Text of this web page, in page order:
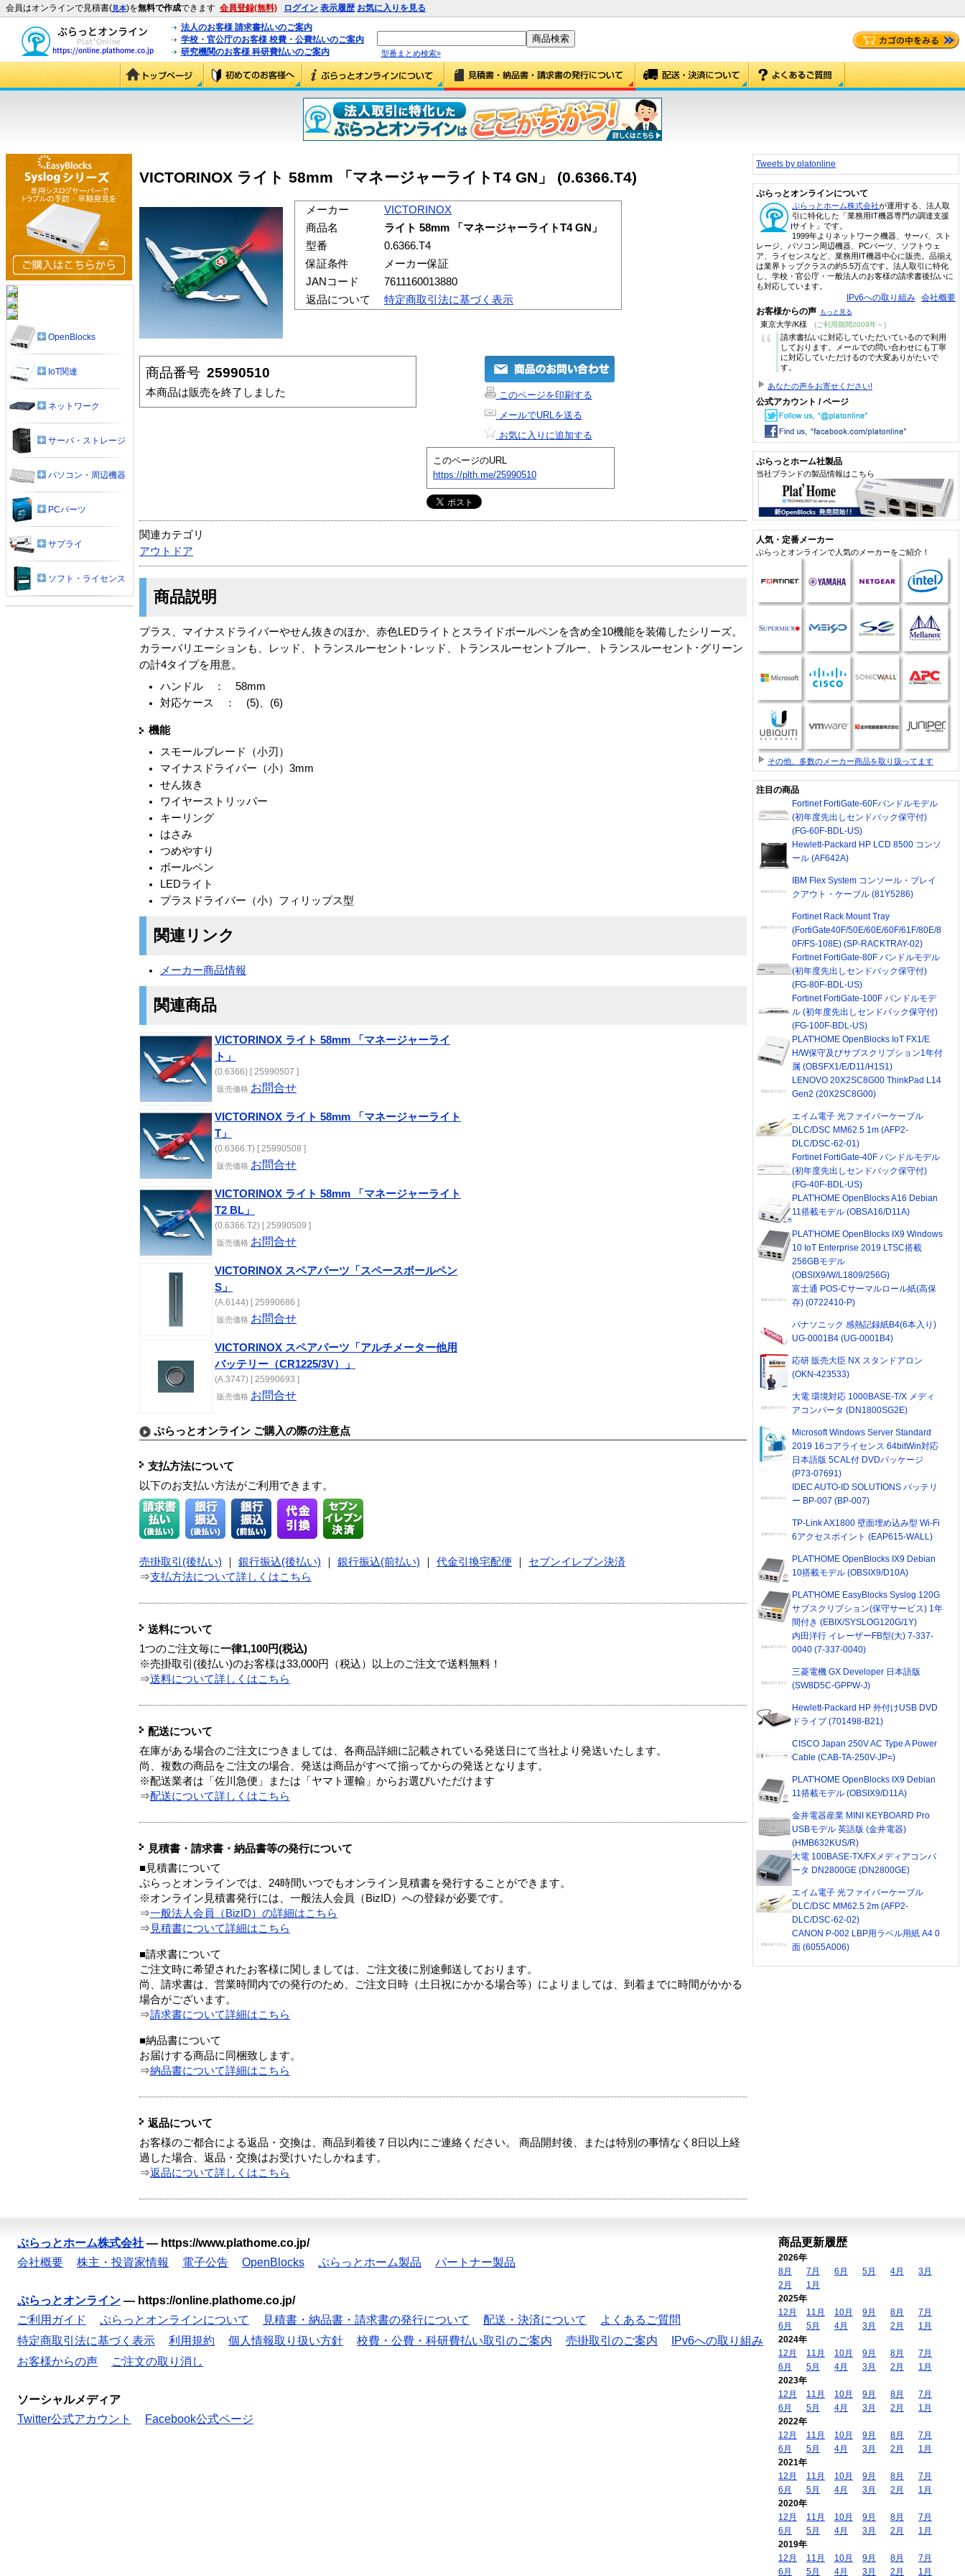
会員はオンラインで見積書(見本)を無料で作成できます 会員登録(無料) ログイン 表示履歴 お気に入りを見る
法人のお客様 請求書払いのご案内
学校・官公庁のお客様 校費・公費払いのご案内
研究機関のお客様 科研費払いのご案内
型番まとめ検索»
VICTORINOX ライト 58mm 「マネージャーライトT4 GN」 (0.6366.T4)
メーカー
VICTORINOX
商品名
ライト 58mm 「マネージャーライトT4 GN」
型番
0.6366.T4
保証条件
メーカー保証
JANコード
7611160013880
返品について
特定商取引法に基づく表示
商品番号 25990510
本商品は販売を終了しました
このページを印刷する
メールでURLを送る
お気に入りに追加する
このページのURL
https://plth.me/25990510
関連カテゴリ
アウトドア
商品説明
プラス、マイナスドライバーやせん抜きのほか、赤色LEDライトとスライドボールペンを含め全10機能を装備したシリーズ。
カラーバリエーションも、レッド、トランスルーセント･レッド、トランスルーセントブルー、トランスルーセント･グリーン
の計4タイプを用意。
ハンドル ： 58mm
対応ケース ： (5)、(6)
機能
スモールブレード（小刃）
マイナスドライバー（小）3mm
せん抜き
ワイヤーストリッパー
キーリング
はさみ
つめやすり
ボールペン
LEDライト
プラスドライバー（小）フィリップス型
関連リンク
メーカー商品情報
関連商品
VICTORINOX ライト 58mm 「マネージャーライ
ト」
(0.6366) [ 25990507 ]
販売価格 お問合せ
VICTORINOX ライト 58mm 「マネージャーライト
T」
(0.6366.T) [ 25990508 ]
販売価格 お問合せ
VICTORINOX ライト 58mm 「マネージャーライト
T2 BL」
(0.6366.T2) [ 25990509 ]
販売価格 お問合せ
VICTORINOX スペアパーツ「スペースボールペン
S」
(A.6144) [ 25990686 ]
販売価格 お問合せ
VICTORINOX スペアパーツ「アルチメーター他用
バッテリー（CR1225/3V）」
(A.3747) [ 25990693 ]
販売価格 お問合せ
ぷらっとオンライン ご購入の際の注意点
支払方法について
以下のお支払い方法がご利用できます。
売掛取引(後払い) 銀行振込(後払い) 銀行振込(前払い) 代金引換宅配便
セブンイレブン決済
⇒支払方法について詳しくはこちら
送料について
1つのご注文毎に一律1,100円(税込)
※売掛取引(後払い)のお客様は33,000円（税込）以上のご注文で送料無料！
⇒送料について詳しくはこちら
配送について
在庫がある場合のご注文につきましては、各商品詳細に記載されている発送日にて当社より発送いたします。
尚、複数の商品をご注文の場合、発送は商品がすべて揃ってからの発送となります。
※配送業者は「佐川急便」または「ヤマト運輸」からお選びいただけます
⇒配送について詳しくはこちら
見積書・請求書・納品書等の発行について
■見積書について
ぷらっとオンラインでは、24時間いつでもオンライン見積書を発行することができます。
※オンライン見積書発行には、一般法人会員（BizID）への登録が必要です。
⇒一般法人会員（BizID）の詳細はこちら
⇒ 見積書について詳細はこちら
■請求書について
ご注文時に希望されたお客様に関しましては、ご注文後に別途郵送しております。
尚、請求書は、営業時間内での発行のため、ご注文日時（土日祝にかかる場合等）によりましては、到着までに時間がかかる
場合がございます。
⇒請求書について詳細はこちら
■納品書について
お届けする商品に同梱致します。
⇒納品書について詳細はこちら
返品について
お客様のご都合による返品・交換は、商品到着後７日以内にご連絡ください。 商品開封後、または特別の事情なく8日以上経
過した場合、返品・交換はお受けいたしかねます。
⇒返品について詳しくはこちら
OpenBlocks
IoT関連
ネットワーク
サーバ・ストレージ
パソコン・周辺機器
PCパーツ
サプライ
ソフト・ライセンス
Tweets by platonline
ぷらっとオンラインについて
ぷらっとホーム株式会社が運用する、法人取
引に特化した「業務用IT機器専門の調達支援
サイト」です。
1999年よりネットワーク機器、サーバ、スト
レージ、パソコン周辺機器、PCパーツ、ソフトウェ
ア、ライセンスなど、業務用IT機器中心に販売。品揃え
は業界トップクラスの約5.5万点です。法人取引に特化
し、学校・官公庁・一般法人のお客様の請求書後払いに
も対応しています。
IPv6への取り組み 会社概要
お客様からの声 もっと見る
東京大学/K様 (ご利用期間2009年～)
“
請求書払いに対応していただいているので利用
しております。メールでの問い合わせにも丁寧
に対応していただけるので大変ありがたいで
す。
あなたの声をお寄せください!
公式アカウント / ページ
ぷらっとホーム社製品
当社ブランドの製品情報はこちら
人気・定番メーカー
ぷらっとオンラインで人気のメーカーをご紹介！
その他、多数のメーカー商品を取り扱ってます
注目の商品
Fortinet FortiGate-60Fバンドルモデル
(初年度先出しセンドバック保守付)
(FG-60F-BDL-US)
Hewlett-Packard HP LCD 8500 コンソ
ール (AF642A)
IBM Flex System コンソール・ブレイ
クアウト・ケーブル (81Y5286)
Fortinet Rack Mount Tray
(FortiGate40F/50E/60E/60F/61F/80E/8
0F/FS-108E) (SP-RACKTRAY-02)
Fortinet FortiGate-80F バンドルモデル
(初年度先出しセンドバック保守付)
(FG-80F-BDL-US)
Fortinet FortiGate-100F バンドルモデ
ル (初年度先出しセンドバック保守付)
(FG-100F-BDL-US)
PLAT'HOME OpenBlocks IoT FX1/E
H/W保守及びサブスクリプション1年付
属 (OBSFX1/E/D11/H1S1)
LENOVO 20X2SC8G00 ThinkPad L14
Gen2 (20X2SC8G00)
エイム電子 光ファイバーケーブル
DLC/DSC MM62.5 1m (AFP2-
DLC/DSC-62-01)
Fortinet FortiGate-40F バンドルモデル
(初年度先出しセンドバック保守付)
(FG-40F-BDL-US)
PLAT'HOME OpenBlocks A16 Debian
11搭載モデル (OBSA16/D11A)
PLAT'HOME OpenBlocks IX9 Windows
10 IoT Enterprise 2019 LTSC搭載
256GBモデル
(OBSIX9/W/L1809/256G)
富士通 POS-Cサーマルロール紙(高保
存) (0722410-P)
パナソニック 感熱記録紙B4(6本入り)
UG-0001B4 (UG-0001B4)
応研 販売大臣 NX スタンドアロン
(OKN-423533)
大電 環境対応 1000BASE-T/X メディ
アコンバータ (DN1800SG2E)
Microsoft Windows Server Standard
2019 16コアライセンス 64bitWin対応
日本語版 5CAL付 DVDパッケージ
(P73-07691)
IDEC AUTO-ID SOLUTIONS バッテリ
ー BP-007 (BP-007)
TP-Link AX1800 壁面埋め込み型 Wi-Fi
6アクセスポイント (EAP615-WALL)
PLAT'HOME OpenBlocks IX9 Debian
10搭載モデル (OBSIX9/D10A)
PLAT'HOME EasyBlocks Syslog 120G
サブスクリプション(保守サービス) 1年
間付き (EBIX/SYSLOG120G/1Y)
内田洋行 イレーザーFB型(大) 7-337-
0040 (7-337-0040)
三菱電機 GX Developer 日本語版
(SW8D5C-GPPW-J)
Hewlett-Packard HP 外付けUSB DVD
ドライブ (701498-B21)
CISCO Japan 250V AC Type A Power
Cable (CAB-TA-250V-JP=)
PLAT'HOME OpenBlocks IX9 Debian
11搭載モデル (OBSIX9/D11A)
金井電器産業 MINI KEYBOARD Pro
USBモデル 英語版 (金井電器)
(HMB632KUS/R)
大電 100BASE-TX/FXメディアコンバ
ータ DN2800GE (DN2800GE)
エイム電子 光ファイバーケーブル
DLC/DSC MM62.5 2m (AFP2-
DLC/DSC-62-02)
CANON P-002 LBP用ラベル用紙 A4 0
面 (6055A006)
ぷらっとホーム株式会社 — https://www.plathome.co.jp/
会社概要
株主・投資家情報 電子公告 OpenBlocks ぷらっとホーム製品 パートナー製品
ぷらっとオンライン — https://online.plathome.co.jp/
ご利用ガイド
ぷらっとオンラインについて 見積書・納品書・請求書の発行について 配送・決済について
よくあるご質問
特定商取引法に基づく表示
利用規約 個人情報取り扱い方針 校費・公費・科研費払い取引のご案内 売掛取引のご案内
IPv6への取り組み
お客様からの声
ご注文の取り消し
ソーシャルメディア
Twitter公式アカウント
Facebook公式ページ
商品更新履歴
2026年
8月
7月 6月 5月 4月
3月
2月
1月
2025年
12月
11月 10月 9月 8月
7月
6月
5月 4月 3月 2月
1月
2024年
12月
11月 10月 9月 8月
7月
6月
5月 4月 3月 2月
1月
2023年
12月
11月 10月 9月 8月
7月
6月
5月 4月 3月 2月
1月
2022年
12月
11月 10月 9月 8月
7月
6月
5月 4月 3月 2月
1月
2021年
12月
11月 10月 9月 8月
7月
6月
5月 4月 3月 2月
1月
2020年
12月
11月 10月 9月 8月
7月
6月
5月 4月 3月 2月
1月
2019年
12月
11月 10月 9月 8月
7月
6月
5月 4月 3月 2月 1月